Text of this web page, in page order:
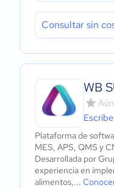
Consultar sin
WB
Plataforma de
MES, APS, QMS y
Desarrollada por
experiencia en
alimentos,...